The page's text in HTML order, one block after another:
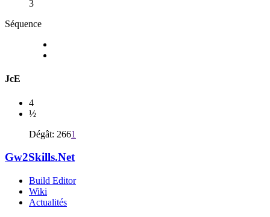
3
Séquence
JcE
4
½
Dégât: 2661
Gw2Skills.Net
Build Editor
Wiki
Actualités